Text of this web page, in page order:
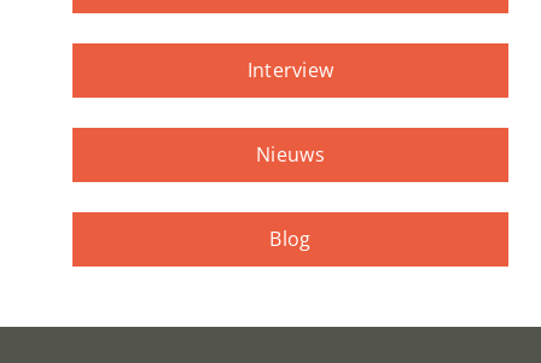
Interview
Nieuws
Blog